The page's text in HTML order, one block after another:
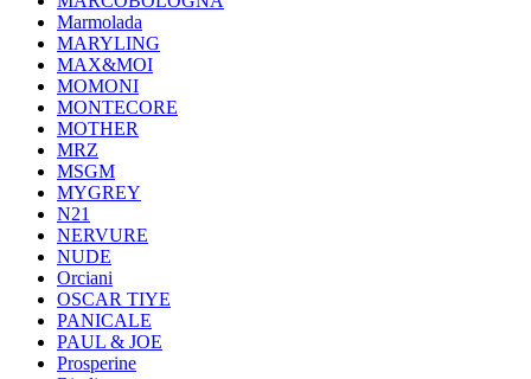
Marmolada
MARYLING
MAX&MOI
MOMONI
MONTECORE
MOTHER
MRZ
MSGM
MYGREY
N21
NERVURE
NUDE
Orciani
OSCAR TIYE
PANICALE
PAUL & JOE
Prosperine